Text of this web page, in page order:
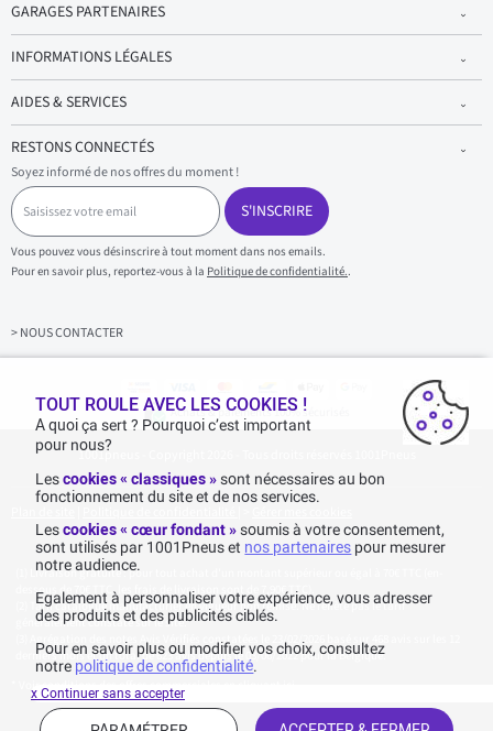
GARAGES PARTENAIRES
INFORMATIONS LÉGALES
AIDES & SERVICES
RESTONS CONNECTÉS
Soyez informé de nos offres du moment !
S
a
i
s
i
s
z
v
S'INSCRIRE
Vous pouvez vous désinscrire à tout moment dans nos emails.
Pour en savoir plus, reportez-vous à la Politique de confidentialité..
> NOUS CONTACTER
Achats & paiements 100% sécurisés
1001pneus - Copyright 2026 - Tous droits réservés 1001Pneus
Livraison gratuite : pour tout achat d'un montant supérieur ou égal à 70€ TTC (en-
dessous de 70€ TTC, les frais de livraison sont de 7,90€ TTC).
Tarif catalogue manufacturier en vigueur non remisé. Ne reflète pas le tarif
généralement constaté sur le site.
Agrégation des notes Avis Vérifiés constatées le 23/02/2026 basé sur 468 avis sur les 12
derniers mois et un total de 623 avis depuis le 03/06/2022 pour la Belgique.
* Voir conditions des offres commerciales en
TOUT ROULE AVEC LES COOKIES !
A quoi ça sert ? Pourquoi c’est important
pour nous?
Lescookies « classiques »sont nécessaires au bon
fonctionnement du site et de nos services.
Lescookies « cœur fondant » soumis à votre consentement,
sont utilisés par 1001Pneus et nos partenaires pour mesurer
notre audience.
Egalement à personnaliser votre expérience, vous adresser
des produits et des publicités ciblés.
Pour en savoir plus ou modifier vos choix, consultez
notre politique de confidentialité.
x Continuer sans accepter